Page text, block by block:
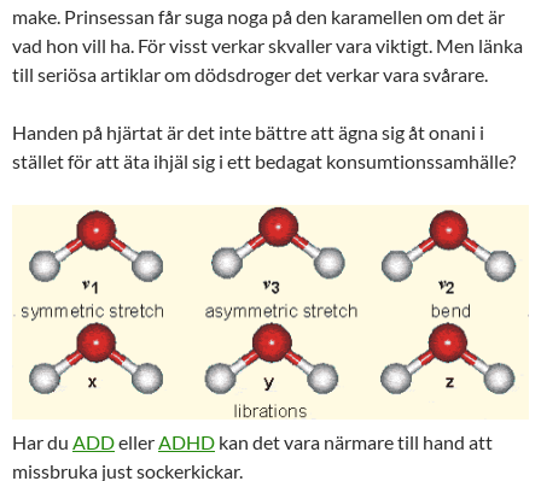
make. Prinsessan får suga noga på den karamellen om det är
vad hon vill ha. För visst verkar skvaller vara viktigt. Men länka
till seriösa artiklar om dödsdroger det verkar vara svårare.
Handen på hjärtat är det inte bättre att ägna sig åt onani i
stället för att äta ihjäl sig i ett bedagat konsumtionssamhälle?
Har du ADDellerADHD kan det vara närmare till hand att
missbruka just sockerkickar.